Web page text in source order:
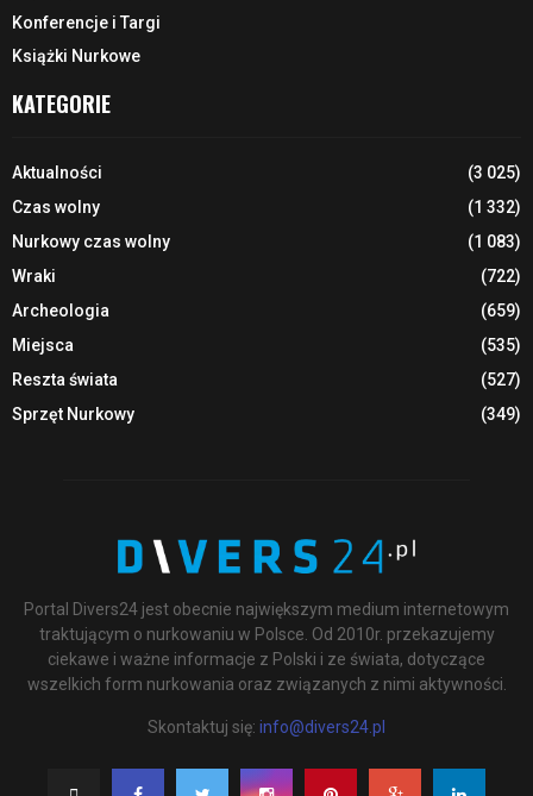
Konferencje i Targi
Książki Nurkowe
KATEGORIE
Aktualności
(3 025)
Czas wolny
(1 332)
Nurkowy czas wolny
(1 083)
Wraki
(722)
Archeologia
(659)
Miejsca
(535)
Reszta świata
(527)
Sprzęt Nurkowy
(349)
Portal Divers24 jest obecnie największym medium internetowym
traktującym o nurkowaniu w Polsce. Od 2010r. przekazujemy
ciekawe i ważne informacje z Polski i ze świata, dotyczące
wszelkich form nurkowania oraz związanych z nimi aktywności.
Skontaktuj się: info@divers24.pl